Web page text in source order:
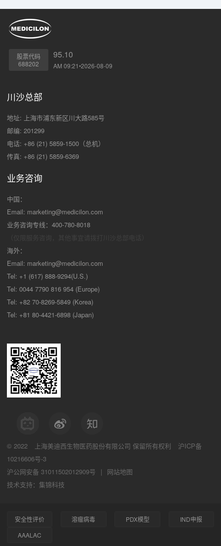
股票代码
688202
95.10
AM 09:21•2026-08-09
川沙总部
地址: 上海市浦东新区川大路585号
邮编: 201299
电话: +86 (21) 5859-1500（总机）
传真: +86 (21) 5859-6369
业务咨询
中国：
Email: marketing@medicilon.com
业务咨询专线：400-780-8018
海外：
Email: marketing@medicilon.com
Tel: +1 (617) 888-9294(U.S.)
Tel: 0044 7790 816 954 (Europe)
Tel: +82 70-8269-5849 (Korea)
Tel: +81 80-4421-6898 (Japan)
© 2022 上海美迪西生物医药股份有限公司 保留所有权利
沪ICP备
10216606号-3
沪公网安备 31011502012909号
|
网站地图
技术支持：集锦科技
安全性评价 溶瘤病毒 PDX模型
IND申报
AAALAC